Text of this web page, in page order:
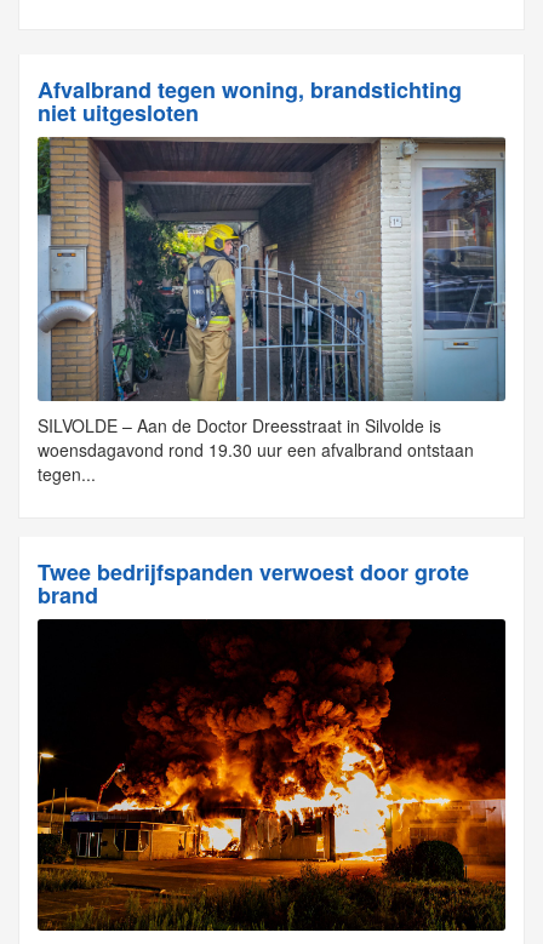
Afvalbrand tegen woning, brandstichting
niet uitgesloten
SILVOLDE – Aan de Doctor Dreesstraat in Silvolde is
woensdagavond rond 19.30 uur een afvalbrand ontstaan
tegen...
Twee bedrijfspanden verwoest door grote
brand